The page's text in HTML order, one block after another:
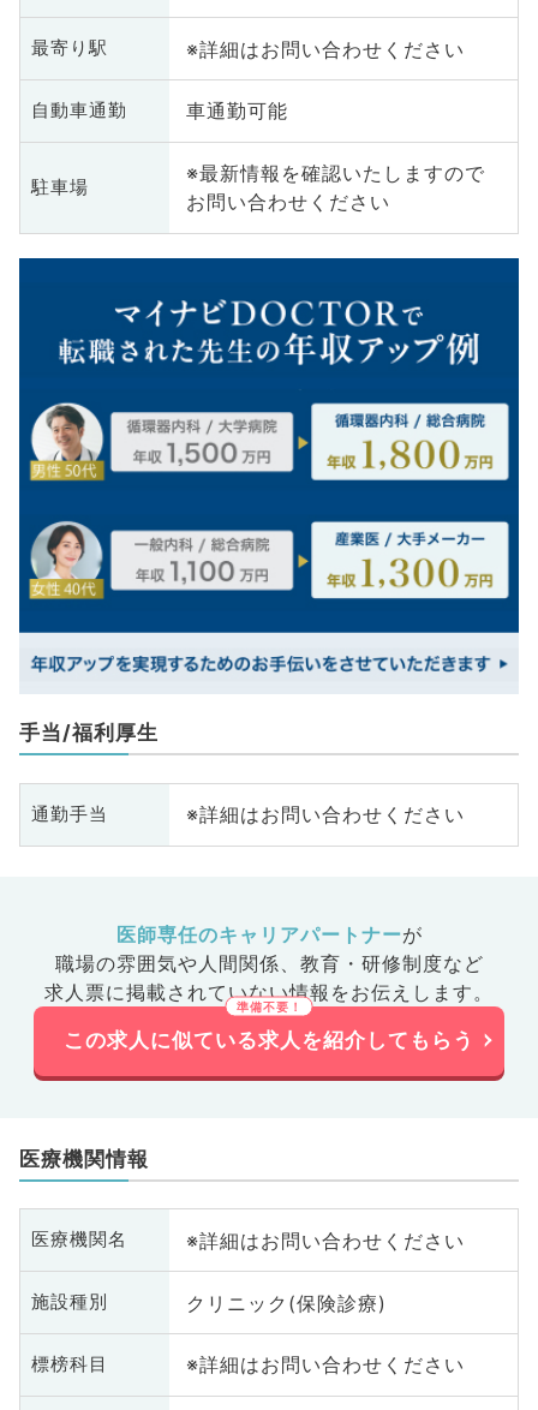
最寄り駅 ※詳細はお問い合わせください
自動車通勤 車通勤可能
駐車場
※最新情報を確認いたしますので
お問い合わせください
手当/福利厚生
通勤手当 ※詳細はお問い合わせください
医師専任のキャリアパートナーが
職場の雰囲気や人間関係、 教育・研修制度など
求人票に掲載されていない情報をお伝えします。
この求人に似ている求人を紹介してもらう
医療機関情報
医療機関名 ※詳細はお問い合わせください
施設種別 クリニック(保険診療)
標榜科目 ※詳細はお問い合わせください